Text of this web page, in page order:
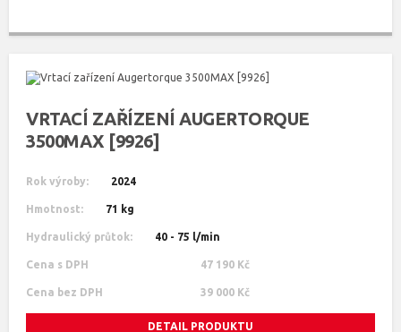
VRTACÍ ZAŘÍZENÍ AUGERTORQUE
3500MAX [9926]
Rok výroby: 2024
Hmotnost: 71 kg
Hydraulický průtok: 40 - 75 l/min
Cena s DPH 47 190 Kč
Cena bez DPH 39 000 Kč
DETAIL PRODUKTU